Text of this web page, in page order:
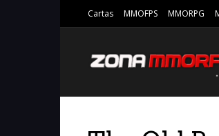
Cartas MMOFPS MMORPG